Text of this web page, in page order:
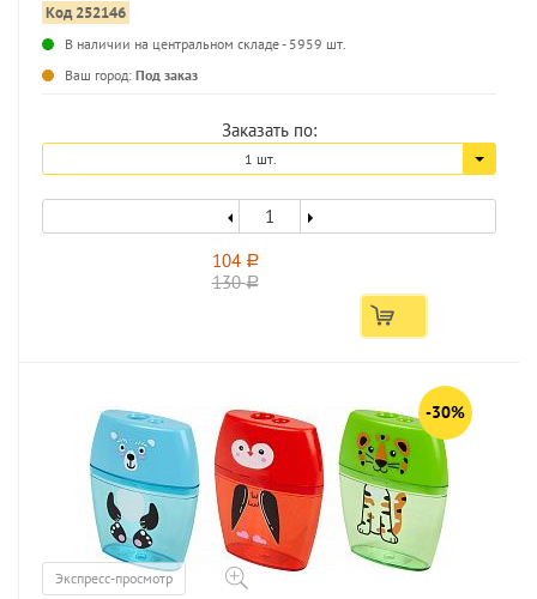
Код 252146
В наличии на центральном складе - 5959 шт.
Ваш город: Под заказ
Заказать по:
1 шт.
104 a
130a
-30%
Экспресс-просмотр